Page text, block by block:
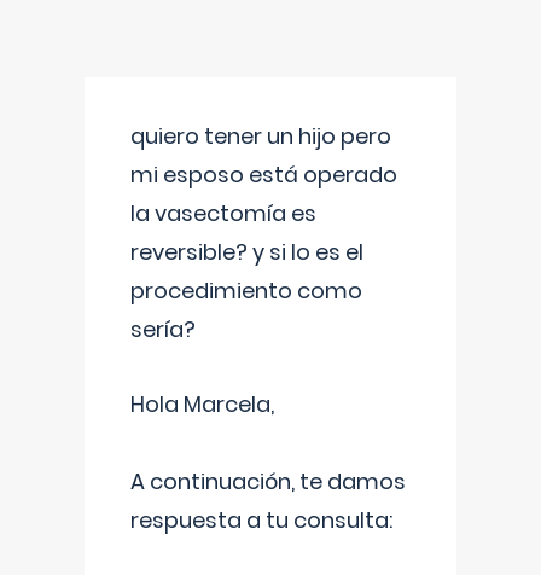
quiero tener un hijo pero
mi esposo está operado
la vasectomía es
reversible? y si lo es el
procedimiento como
sería?
Hola Marcela,
A continuación, te damos
respuesta a tu consulta: